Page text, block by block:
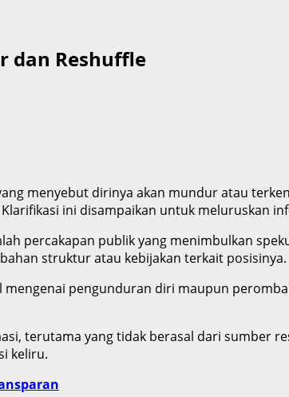
dan Reshuffle
menyebut dirinya akan mundur atau
ini disampaikan untuk meluruskan
percakapan publik yang menimbulkan
struktur atau kebijakan terkait posisinya.
pengunduran diri maupun
terutama yang tidak berasal dari sumber
keliru.